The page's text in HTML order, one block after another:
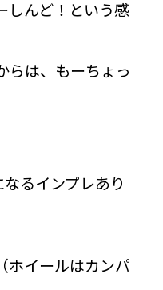
しんど！という感
らは、もーちょっ
るインプレあり
ホイールはカンパ